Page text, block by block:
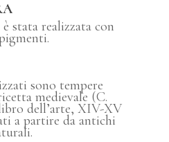
stata realizzata con
sono tempere
medievale (C.
dell’arte, XIV-XV
a partire da antichi